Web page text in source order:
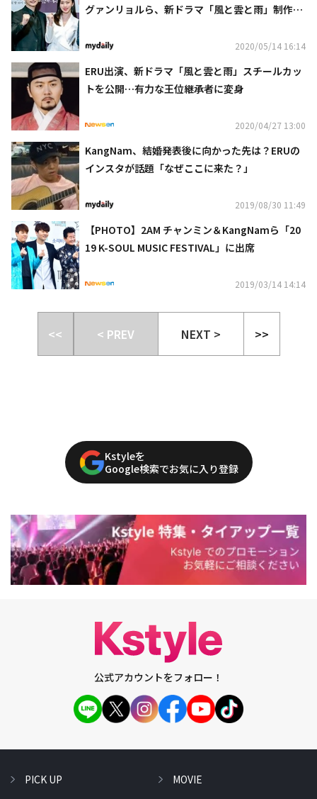
グァンリョルら、新ドラマ「風と雲と雨」制作発
2020/05/14 16:14
ERU出演、新ドラマ「風と雲と雨」スチールカッ
トを公開…有力な王位継承者に変身
2020/04/27 13:00
KangNam、結婚発表後に向かった先は？ERUの
インスタが話題「なぜここに来た？」
2019/08/30 11:49
【PHOTO】2AM チャンミン＆KangNamら「20
19 K-SOUL MUSIC FESTIVAL」に出席
2019/03/14 14:14
<< < PREV NEXT > >>
Kstyleを
Google検索でお気に入り登録
公式アカウントをフォロー！
PICK UP MOVIE